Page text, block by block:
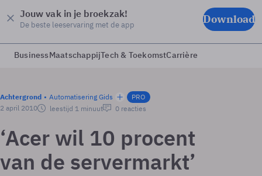
Jouw vak in je broekzak!
De beste leeservaring met de app Download
BusinessMaatschappijTech & ToekomstCarrière
Achtergrond Automatisering Gids
PRO
2 april 2010
leestijd 1 minuut 0 reacties
‘Acer wil 10 procent
van de servermarkt’